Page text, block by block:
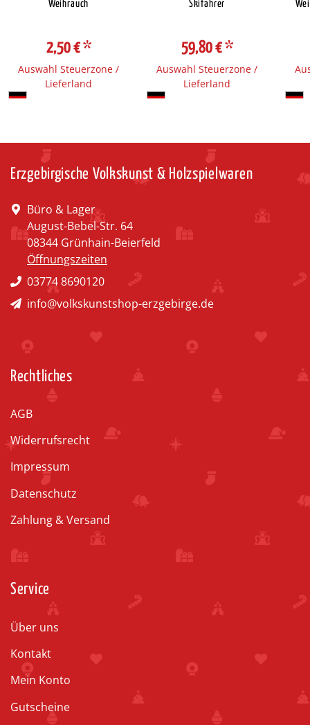
Weihrauch
2,50 €*
Auswahl Steuerzone /
Lieferland
Skifahrer
59,80 €*
Auswahl Steuerzone /
Lieferland
Erzgebirgische Volkskunst & Holzspielwaren
Büro & Lager
August-Bebel-Str. 64
08344 Grünhain-Beierfeld
Öffnungszeiten
03774 8690120
info@volkskunstshop-erzgebirge.de
Rechtliches
AGB
Widerrufsrecht
Impressum
Datenschutz
Zahlung & Versand
Service
Über uns
Kontakt
Mein Konto
Gutscheine